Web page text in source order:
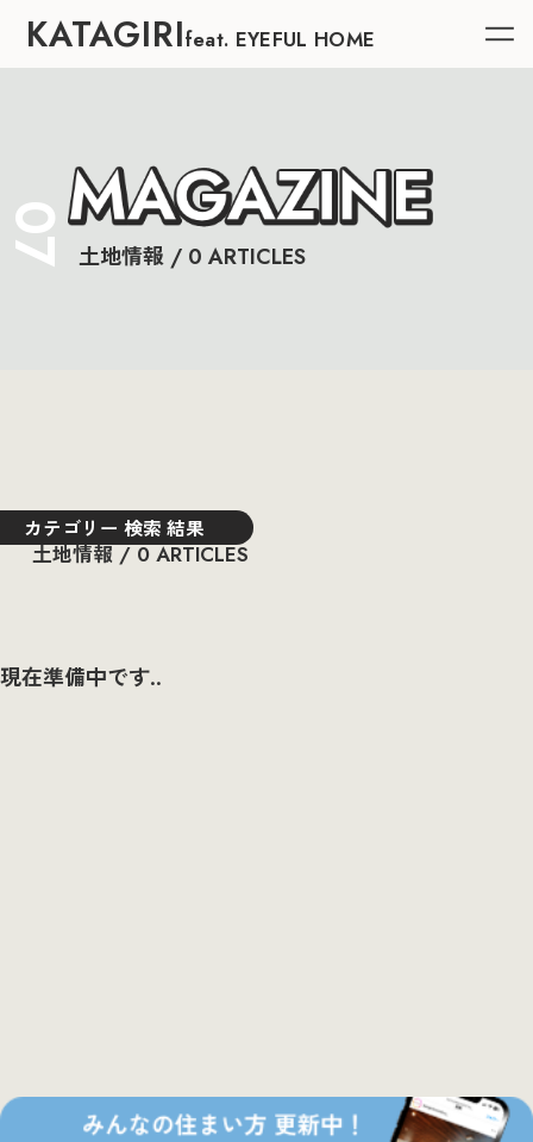
KATAGIRIfeat. EYEFUL HOME
土地情報 / 0 ARTICLES
カテゴリー 検索 結果
土地情報 / 0 ARTICLES
現在準備中です..